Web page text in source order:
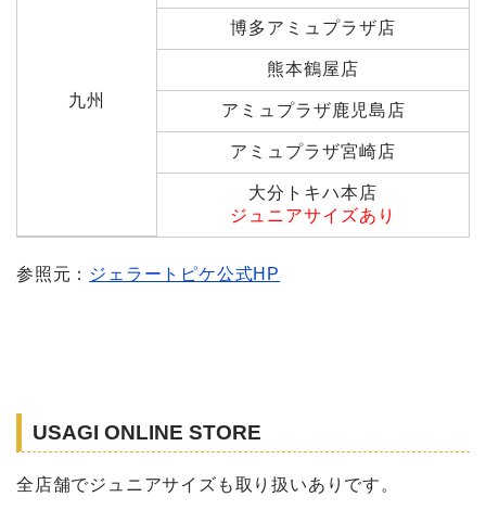
九州
博多アミュプラザ店
熊本鶴屋店
アミュプラザ鹿児島店
アミュプラザ宮崎店
大分トキハ本店
ジュニアサイズあり
参照元： ジェラートピケ公式HP
USAGI ONLINE STORE
全店舗でジュニアサイズも取り扱いありです。